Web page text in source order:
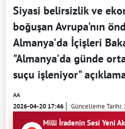
Siyasi belirsizlik ve
boğuşan Avrupa'nın
Almanya'da İçişleri
"Almanya'da günde
suçu işleniyor"
AA
2026-04-20 17:46 Güncelleme Tarihi:
Milli İradenin Sesi Yeni